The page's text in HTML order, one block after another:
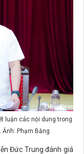
luận các nội dung trong
Ảnh: Phạm Bằng
Đức Trung đánh giá